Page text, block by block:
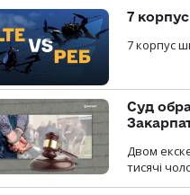
7
7 корпус
Суд
Двом
тисячі